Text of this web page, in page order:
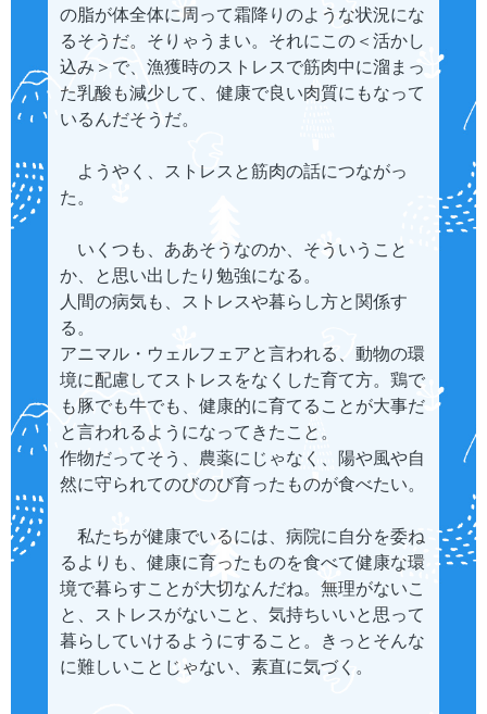
の脂が体全体に周って霜降りのような状況にな
るそうだ。そりゃうまい。それにこの＜活かし
込み＞で、漁獲時のストレスで筋肉中に溜まっ
た乳酸も減少して、健康で良い肉質にもなって
いるんだそうだ。
ようやく、ストレスと筋肉の話につながっ
た。
いくつも、ああそうなのか、そういうこと
か、と思い出したり勉強になる。
人間の病気も、ストレスや暮らし方と関係す
る。
アニマル・ウェルフェアと言われる、動物の環
境に配慮してストレスをなくした育て方。鶏で
も豚でも牛でも、健康的に育てることが大事だ
と言われるようになってきたこと。
作物だってそう、農薬にじゃなく、陽や風や自
然に守られてのびのび育ったものが食べたい。
私たちが健康でいるには、病院に自分を委ね
るよりも、健康に育ったものを食べて健康な環
境で暮らすことが大切なんだね。無理がないこ
と、ストレスがないこと、気持ちいいと思って
暮らしていけるようにすること。きっとそんな
に難しいことじゃない、素直に気づく。